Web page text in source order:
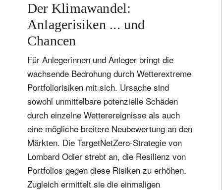
Der Klimawandel:
Anlagerisiken ... und
Chancen
Für Anlegerinnen und Anleger bringt die
wachsende Bedrohung durch Wetterextreme
Portfoliorisiken mit sich. Ursache sind
sowohl unmittelbare potenzielle Schäden
durch einzelne Wetterereignisse als auch
eine mögliche breitere Neubewertung an den
Märkten. Die TargetNetZero-Strategie von
Lombard Odier strebt an, die Resilienz von
Portfolios gegen diese Risiken zu erhöhen.
Zugleich ermittelt sie die einmaligen